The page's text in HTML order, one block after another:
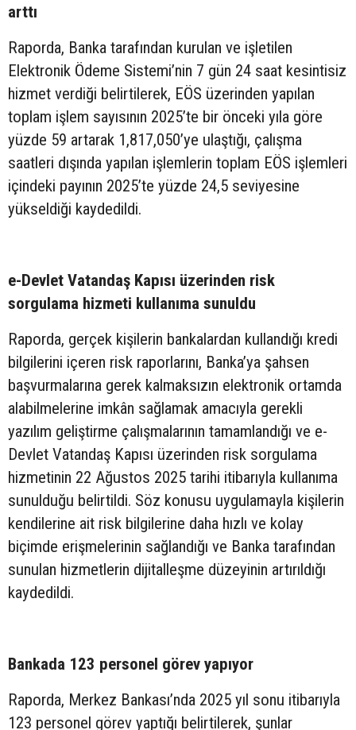
arttı
Raporda, Banka tarafından kurulan ve işletilen
Elektronik Ödeme Sistemi’nin 7 gün 24 saat kesintisiz
hizmet verdiği belirtilerek, EÖS üzerinden yapılan
toplam işlem sayısının 2025’te bir önceki yıla göre
yüzde 59 artarak 1,817,050’ye ulaştığı, çalışma
saatleri dışında yapılan işlemlerin toplam EÖS işlemleri
içindeki payının 2025’te yüzde 24,5 seviyesine
yükseldiği kaydedildi.
e-Devlet Vatandaş Kapısı üzerinden risk
sorgulama hizmeti kullanıma sunuldu
Raporda, gerçek kişilerin bankalardan kullandığı kredi
bilgilerini içeren risk raporlarını, Banka’ya şahsen
başvurmalarına gerek kalmaksızın elektronik ortamda
alabilmelerine imkân sağlamak amacıyla gerekli
yazılım geliştirme çalışmalarının tamamlandığı ve e-
Devlet Vatandaş Kapısı üzerinden risk sorgulama
hizmetinin 22 Ağustos 2025 tarihi itibarıyla kullanıma
sunulduğu belirtildi. Söz konusu uygulamayla kişilerin
kendilerine ait risk bilgilerine daha hızlı ve kolay
biçimde erişmelerinin sağlandığı ve Banka tarafından
sunulan hizmetlerin dijitalleşme düzeyinin artırıldığı
kaydedildi.
Bankada 123 personel görev yapıyor
Raporda, Merkez Bankası’nda 2025 yıl sonu itibarıyla
123 personel görev yaptığı belirtilerek, şunlar